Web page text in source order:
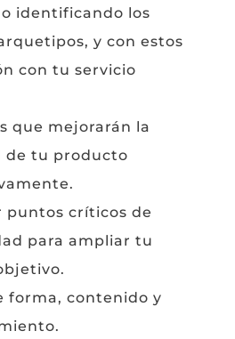
identificando los
y con estos
con tu servicio
que mejorarán la
de tu producto
puntos críticos de
para ampliar tu
forma, contenido y